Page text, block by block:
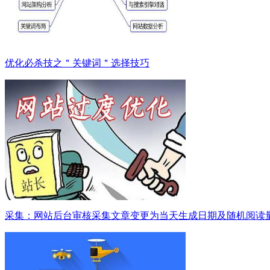
优化必杀技之＂关键词＂选择技巧
采集：网站后台审核采集文章变更为当天生成日期及随机阅读